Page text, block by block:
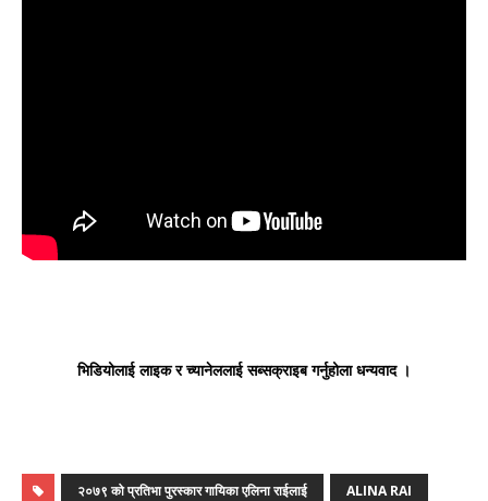
भिडियोलाई लाइक र च्यानेललाई सब्सक्राइब गर्नुहोला धन्यवाद ।
२०७९ को प्रतिभा पुरस्कार गायिका एलिना राईलाई ALINA RAI